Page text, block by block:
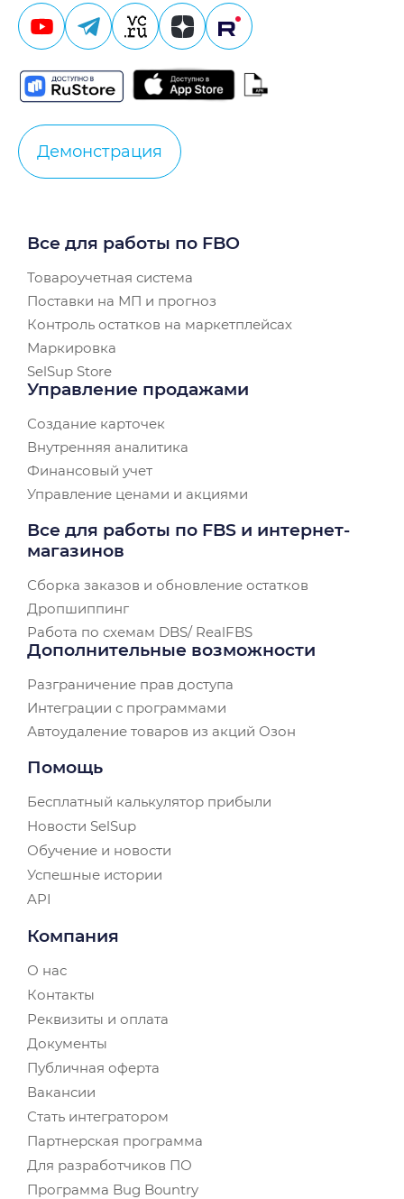
Демонстрация
Все для работы по FBO
Товароучетная система
Поставки на МП и прогноз
Контроль остатков на маркетплейсах
Маркировка
SelSup Store
Управление продажами
Создание карточек
Внутренняя аналитика
Финансовый учет
Управление ценами и акциями
Все для работы по FBS и интернет-
магазинов
Сборка заказов и обновление остатков
Дропшиппинг
Работа по схемам DBS/ RealFBS
Дополнительные возможности
Разграничение прав доступа
Интеграции с программами
Автоудаление товаров из акций Озон
Помощь
Бесплатный калькулятор прибыли
Новости SelSup
Обучение и новости
Успешные истории
API
Компания
О нас
Контакты
Реквизиты и оплата
Документы
Публичная оферта
Вакансии
Стать интегратором
Партнерская программа
Для разработчиков ПО
Программа Bug Bountry